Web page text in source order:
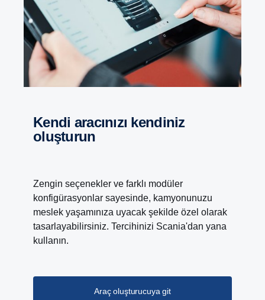
Kendi aracınızı kendiniz
oluşturun
Zengin seçenekler ve farklı modüler
konfigürasyonlar sayesinde, kamyonunuzu
meslek yaşamınıza uyacak şekilde özel olarak
tasarlayabilirsiniz. Tercihinizi Scania'dan yana
kullanın.
Araç oluşturucuya git